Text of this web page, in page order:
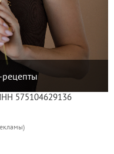
575104629136